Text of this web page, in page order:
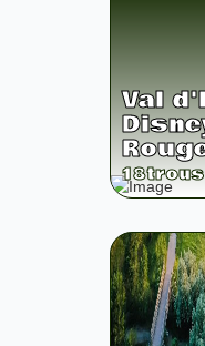
Val
18trous